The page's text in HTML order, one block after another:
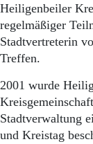
Heiligenbeiler
regelmäßiger
Stadtvertreterin
Treffen.
2001 wurde
Stadtverwaltung
und Kreistag